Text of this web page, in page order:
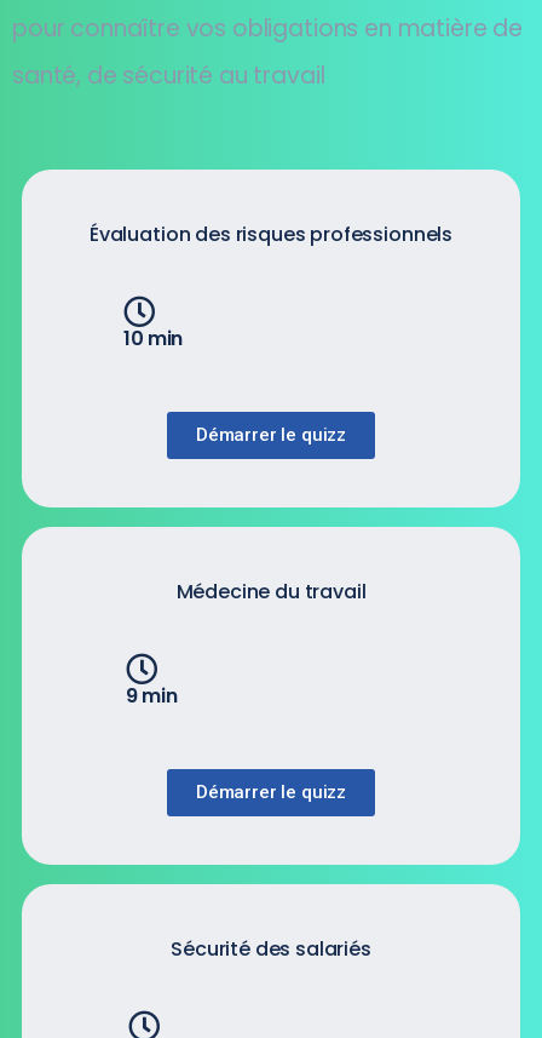
pour connaître vos obligations en matière de
santé, de sécurité au travail
Évaluation des risques professionnels
10 min
Démarrer le quizz
Médecine du travail
9 min
Démarrer le quizz
Sécurité des salariés